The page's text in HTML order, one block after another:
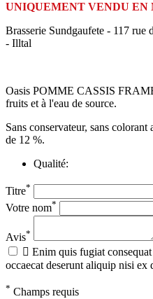
UNIQUEMENT VENDU EN
Brasserie Sundgaufete - 117
- Illtal
Oasis POMME CASSIS
fruits et à l'eau de source.
Sans conservateur, sans
de 12 %.
Qualité:
Titre*
Votre nom*
Avis*
 Enim quis fugiat
occaecat deserunt aliquip nisi ex
* Champs requis